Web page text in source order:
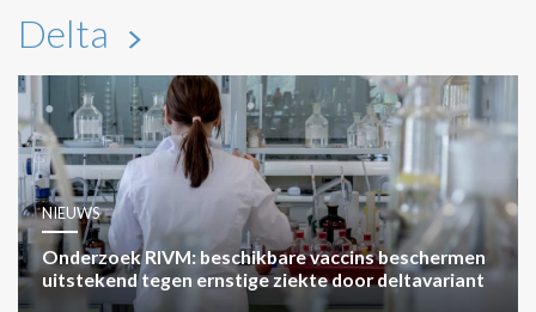
Delta
NIEUWS
Onderzoek RIVM: beschikbare vaccins beschermen
uitstekend tegen ernstige ziekte door deltavariant